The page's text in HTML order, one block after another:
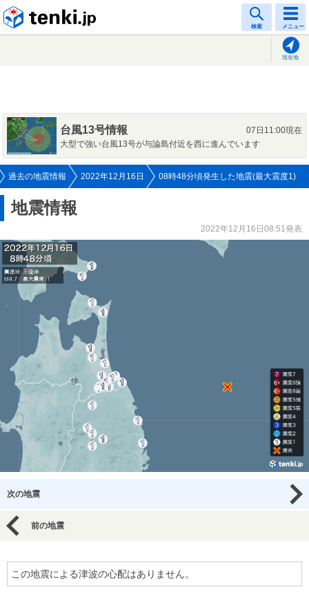
検索 メニュー
現在地
台風13号情報
07日11:00現在
大型で強い台風13号が与論島付近を西に進んでいます
過去の地震情報 2022年12月16日 08時48分頃発生した地震(最大震度1)
地震情報
2022年12月16日08:51発表
次の地震
前の地震
この地震による津波の心配はありません。